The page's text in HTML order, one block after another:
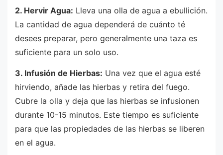
2. Hervir Agua: Lleva una olla de agua a ebullición.
La cantidad de agua dependerá de cuánto té
desees preparar, pero generalmente una taza es
suficiente para un solo uso.
3. Infusión de Hierbas: Una vez que el agua esté
hirviendo, añade las hierbas y retira del fuego.
Cubre la olla y deja que las hierbas se infusionen
durante 10-15 minutos. Este tiempo es suficiente
para que las propiedades de las hierbas se liberen
en el agua.